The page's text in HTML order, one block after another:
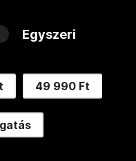
Egyszeri
49 990 Ft